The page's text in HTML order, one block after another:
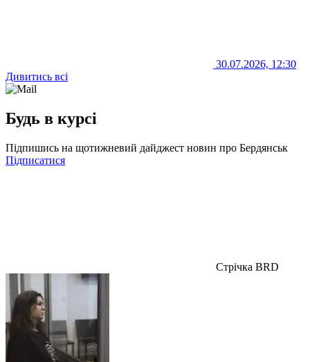
30.07.2026, 12:30
Дивитись всі
Будь в курсі
Підпишись на щотижневий дайджест новин про Бердянськ
Підписатися
Стрічка BRD